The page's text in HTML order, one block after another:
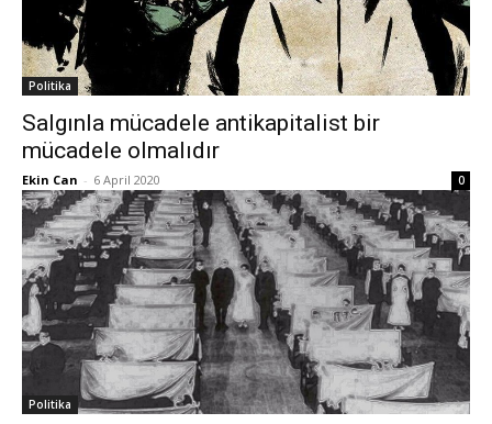
Politika
Salgınla mücadele antikapitalist bir
mücadele olmalıdır
Ekin Can - 6 April 2020 0
Politika